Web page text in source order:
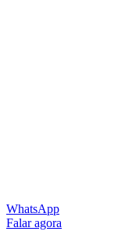
WhatsApp
Falar agora